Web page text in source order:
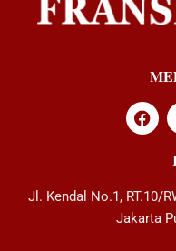
Jl. Kendal No.1, RT.10/
Jakarta